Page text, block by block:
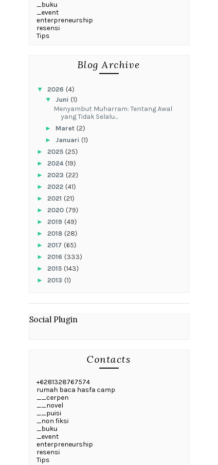
_buku
_event
enterpreneurship
resensi
Tips
Blog Archive
▼ 2026 (4)
▼ Juni (1)
Menyambut Muharram: Tentang Awal
yang Tidak Selalu...
► Maret (2)
► Januari (1)
► 2025 (25)
► 2024(19)
► 2023 (22)
► 2022 (41)
► 2021 (21)
► 2020 (79)
► 2019 (49)
► 2018 (28)
► 2017 (65)
► 2016 (333)
► 2015 (143)
► 2013 (1)
Social Plugin
Contacts
+6281328767574
rumah baca hasfa camp
__cerpen
__novel
__puisi
_non fiksi
_buku
_event
enterpreneurship
resensi
Tips